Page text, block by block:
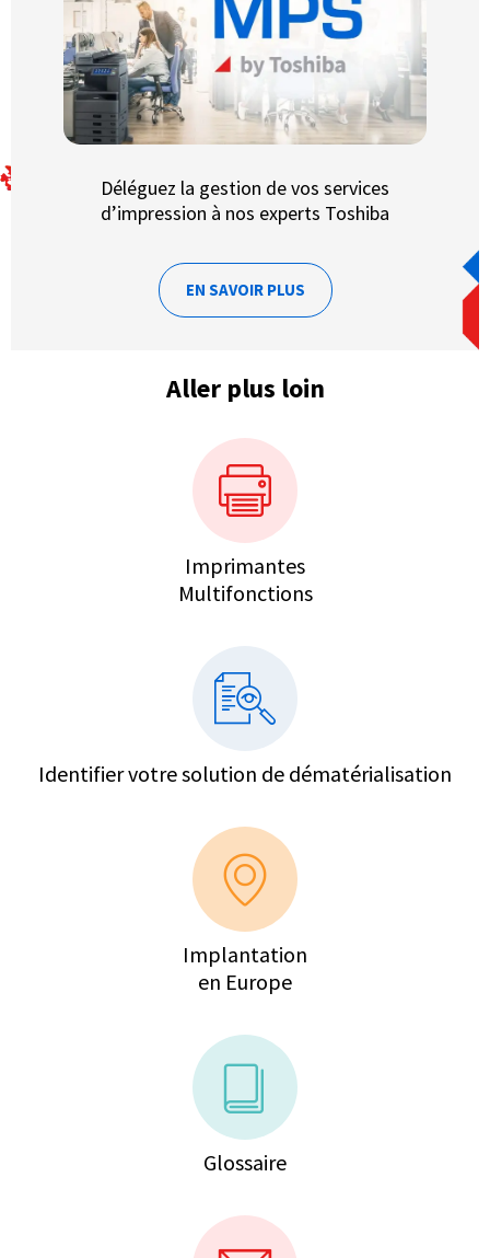
Déléguez la gestion de vos services
d’impression à nos experts Toshiba
EN SAVOIR PLUS
Aller plus loin
Imprimantes
Multifonctions
Identifier votre solution de dématérialisation
Implantation
en Europe
Glossaire